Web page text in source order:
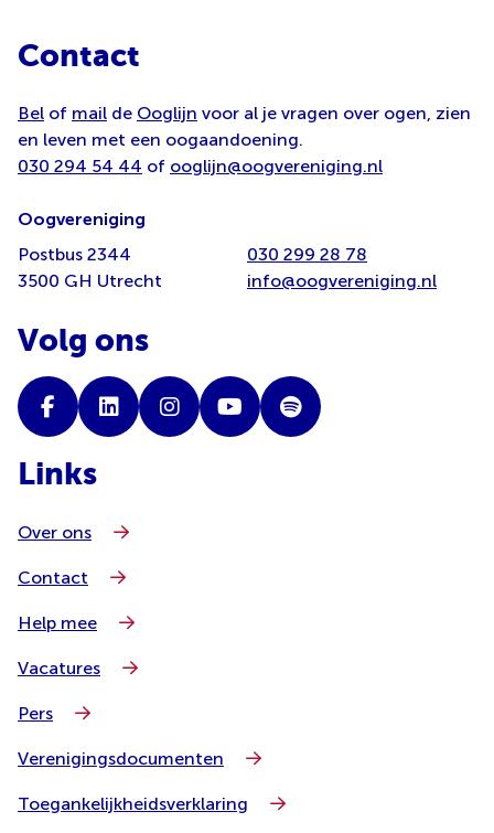
Contact
Bel of mail de Ooglijn voor al je vragen over ogen, zien
en leven met een oogaandoening.
030 294 54 44 of ooglijn@oogvereniging.nl
Oogvereniging
Postbus 2344
3500 GH Utrecht
030 299 28 78
info@oogvereniging.nl
Volg ons
Links
Over ons
Contact
Help mee
Vacatures
Pers
Verenigingsdocumenten
Toegankelijkheidsverklaring